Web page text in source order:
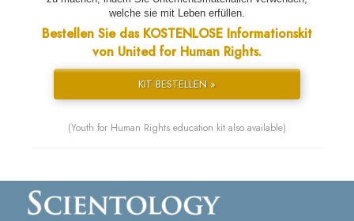
welche sie mit Leben erfüllen.
Bestellen Sie das KOSTENLOSE Informationskit
von United for Human Rights.
KIT BESTELLEN »
(Youth for Human Rights education kit also available)